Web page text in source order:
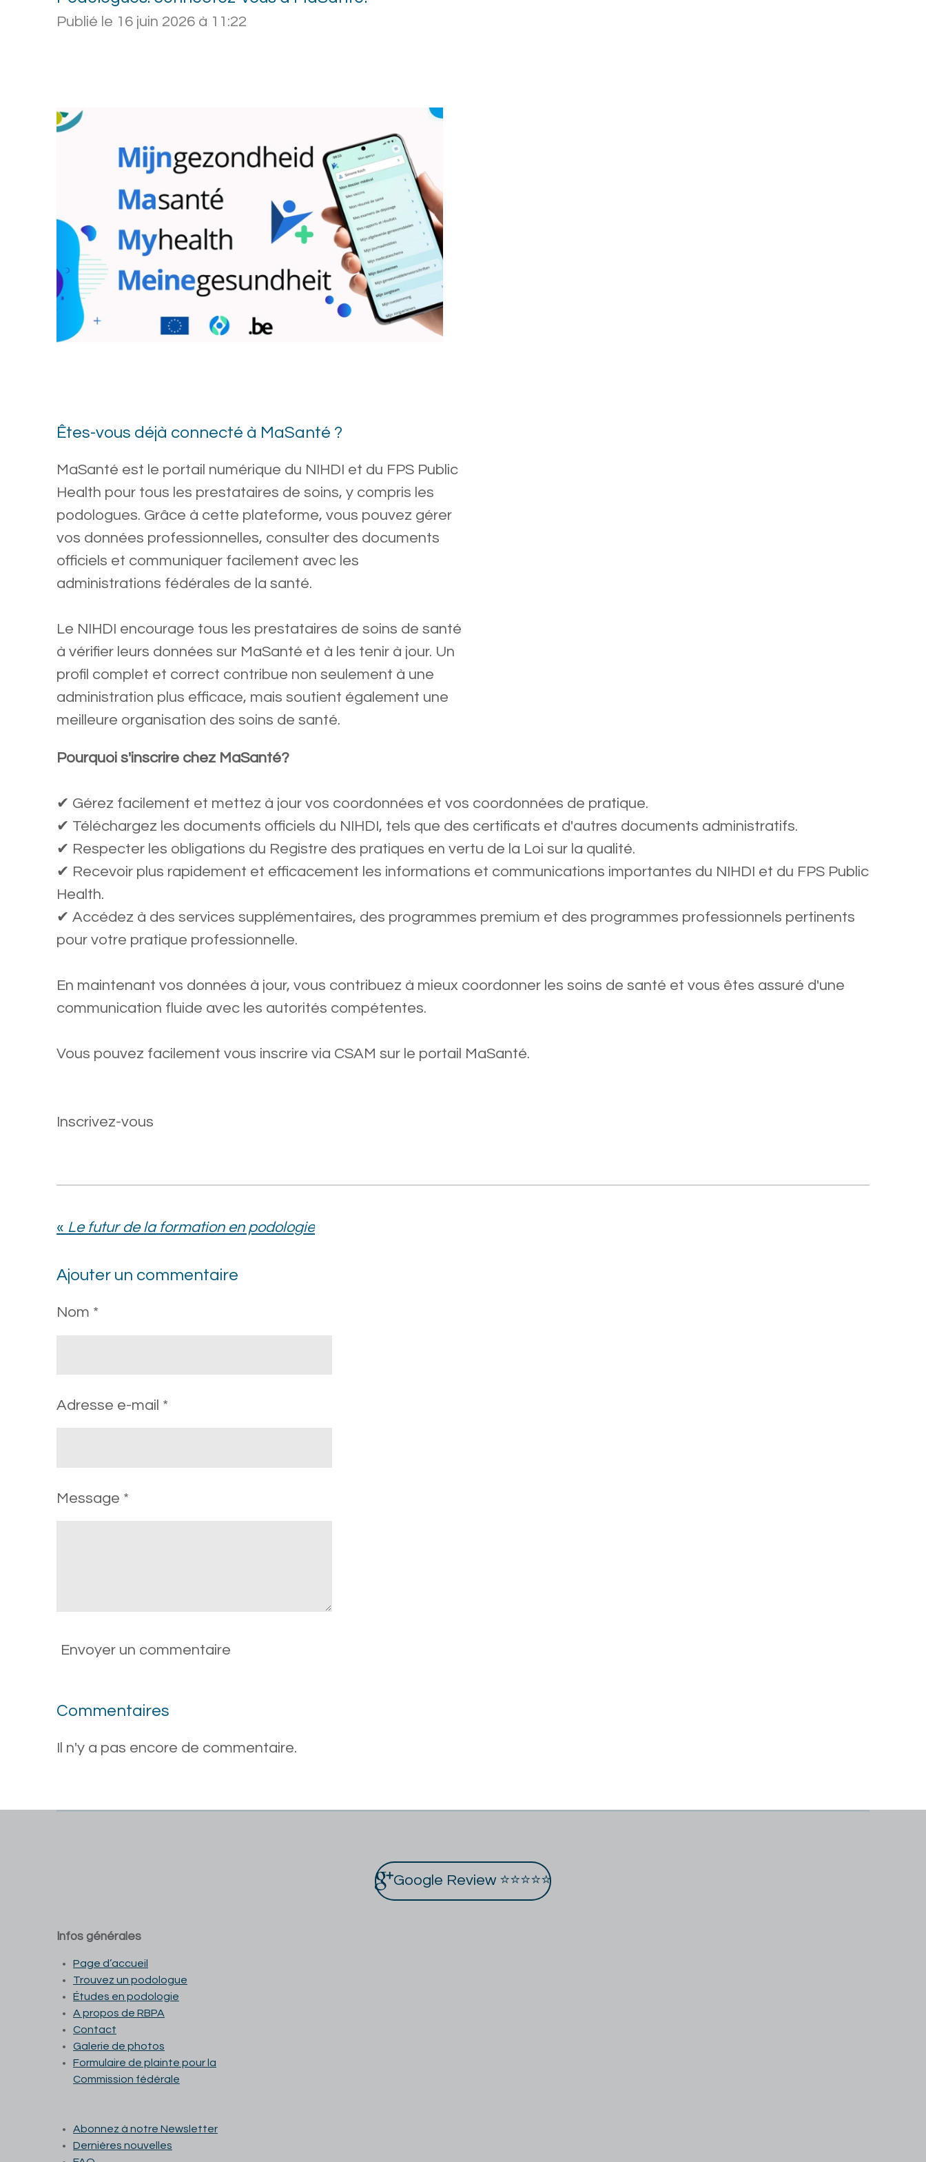
Publié le 16 juin 2026 à 11:22
Êtes-vous déjà connecté à MaSanté ?
MaSanté est le portail numérique du NIHDI et du FPS Public
Health pour tous les prestataires de soins, y compris les
podologues. Grâce à cette plateforme, vous pouvez gérer
vos données professionnelles, consulter des documents
officiels et communiquer facilement avec les
administrations fédérales de la santé.
Le NIHDI encourage tous les prestataires de soins de santé
à vérifier leurs données sur MaSanté et à les tenir à jour. Un
profil complet et correct contribue non seulement à une
administration plus efficace, mais soutient également une
meilleure organisation des soins de santé.
Pourquoi s'inscrire chez MaSanté?
✔ Gérez facilement et mettez à jour vos coordonnées et vos coordonnées de pratique.
✔ Téléchargez les documents officiels du NIHDI, tels que des certificats et d'autres documents administratifs.
✔ Respecter les obligations du Registre des pratiques en vertu de la Loi sur la qualité.
✔ Recevoir plus rapidement et efficacement les informations et communications importantes du NIHDI et du FPS Public
Health.
✔ Accédez à des services supplémentaires, des programmes premium et des programmes professionnels pertinents
pour votre pratique professionnelle.
En maintenant vos données à jour, vous contribuez à mieux coordonner les soins de santé et vous êtes assuré d'une
communication fluide avec les autorités compétentes.
Vous pouvez facilement vous inscrire via CSAM sur le portail MaSanté.
Inscrivez-vous
« Le futur de la formation en podologie
Ajouter un commentaire
Nom *
Adresse e-mail *
Message *
Envoyer un commentaire
Commentaires
Il n'y a pas encore de commentaire.
Google Review ⭐⭐⭐⭐⭐
Infos générales
Page d’accueil
Trouvez un podologue
Études en podologie
A propos de RBPA
Contact
Galerie de photos
Formulaire de plainte pour la
Commission fédérale
Abonnez à notre Newsletter
Dernières nouvelles